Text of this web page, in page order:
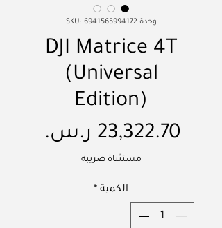
وحدة SKU: 6941565994172
DJI Matrice 4T
(Universal
Edition)
مستثناة ضريبة
الكمية *